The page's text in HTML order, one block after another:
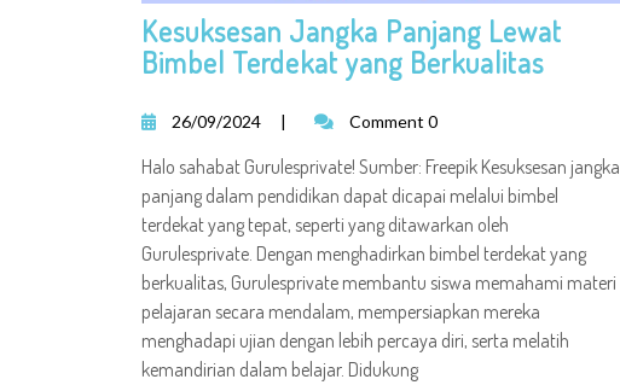
Kesuksesan Jangka Panjang Lewat
Bimbel Terdekat yang Berkualitas
26/09/2024 | Comment 0
Halo sahabat Gurulesprivate! Sumber: Freepik Kesuksesan jangka
panjang dalam pendidikan dapat dicapai melalui bimbel
terdekat yang tepat, seperti yang ditawarkan oleh
Gurulesprivate. Dengan menghadirkan bimbel terdekat yang
berkualitas, Gurulesprivate membantu siswa memahami materi
pelajaran secara mendalam, mempersiapkan mereka
menghadapi ujian dengan lebih percaya diri, serta melatih
kemandirian dalam belajar. Didukung